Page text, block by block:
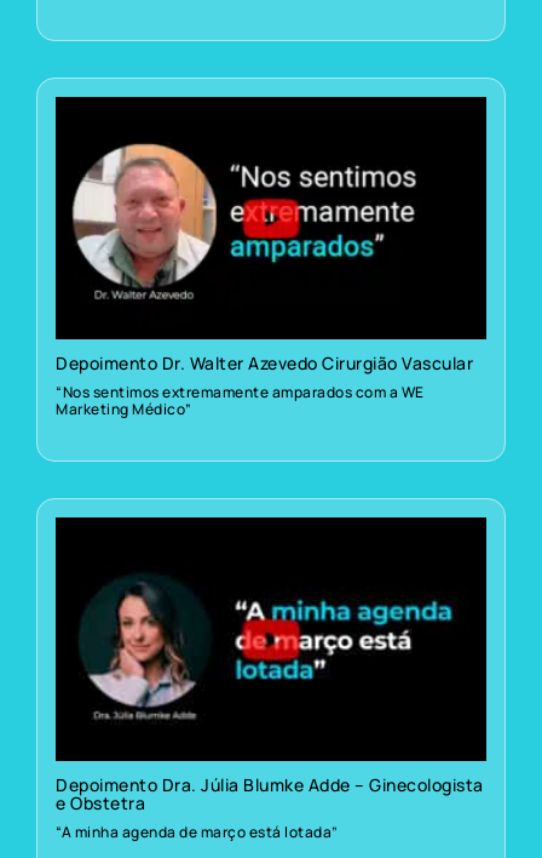
Depoimento Dr. Walter Azevedo Cirurgião Vascular
“Nos sentimos extremamente amparados com a WE
Marketing Médico”
Depoimento Dra. Júlia Blumke Adde – Ginecologista
e Obstetra
“A minha agenda de março está lotada”